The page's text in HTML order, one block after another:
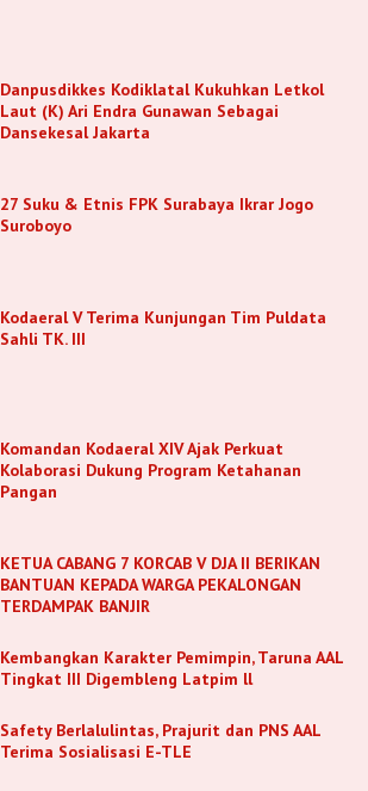
Danpusdikkes Kodiklatal Kukuhkan Letkol
Laut (K) Ari Endra Gunawan Sebagai
Dansekesal Jakarta
27 Suku & Etnis FPK Surabaya Ikrar Jogo
Suroboyo
Kodaeral V Terima Kunjungan Tim Puldata
Sahli TK. III
Komandan Kodaeral XIV Ajak Perkuat
Kolaborasi Dukung Program Ketahanan
Pangan
KETUA CABANG 7 KORCAB V DJA II BERIKAN
BANTUAN KEPADA WARGA PEKALONGAN
TERDAMPAK BANJIR
Kembangkan Karakter Pemimpin, Taruna AAL
Tingkat III Digembleng Latpim ll
Safety Berlalulintas, Prajurit dan PNS AAL
Terima Sosialisasi E-TLE